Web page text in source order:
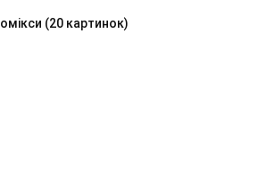
(20 картинок)